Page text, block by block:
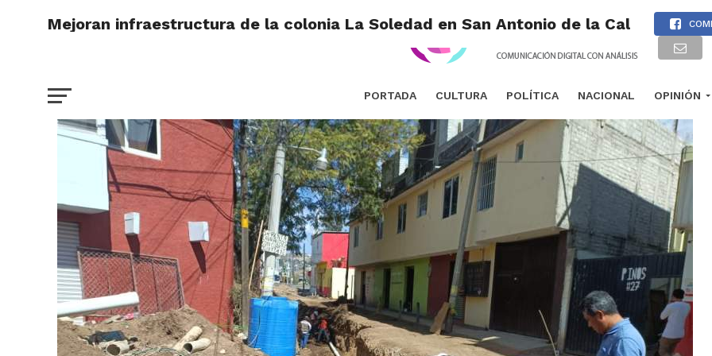
PORTADA CULTURA POLÍTICA NACIONAL OPINIÓN
Mejoran infraestructura de la colonia La Soledad en San Antonio de la Cal